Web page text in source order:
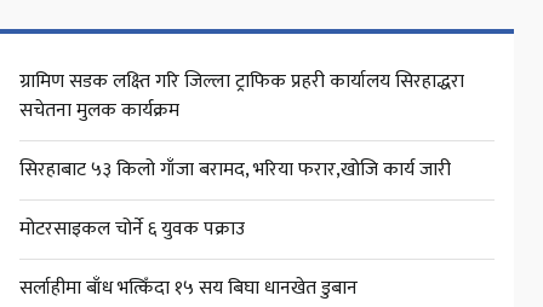
ग्रामिण सडक लक्ष्ति गरि जिल्ला ट्राफिक प्रहरी कार्यालय सिरहाद्धरा
सचेतना मुलक कार्यक्रम
सिरहाबाट ५३ किलो गाँजा बरामद, भरिया फरार,खोजि कार्य जारी
मोटरसाइकल चोर्ने ६ युवक पक्राउ
सर्लाहीमा बाँध भत्किँदा १५ सय बिघा धानखेत डुबान